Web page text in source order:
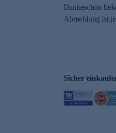
Dankeschön
Abmeldung ist
Sicher